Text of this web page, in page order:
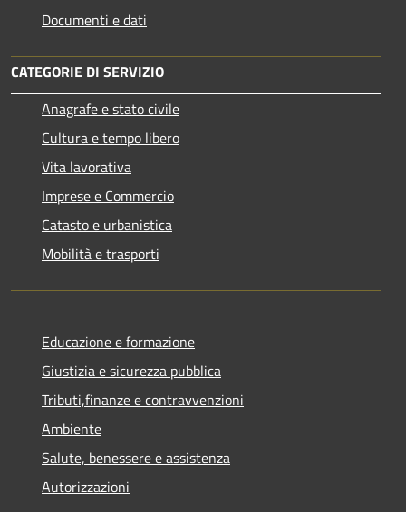
Documenti e dati
CATEGORIE DI SERVIZIO
Anagrafe e stato civile
Cultura e tempo libero
Vita lavorativa
Imprese e Commercio
Catasto e urbanistica
Mobilità e trasporti
Educazione e formazione
Giustizia e sicurezza pubblica
Tributi,finanze e contravvenzioni
Ambiente
Salute, benessere e assistenza
Autorizzazioni